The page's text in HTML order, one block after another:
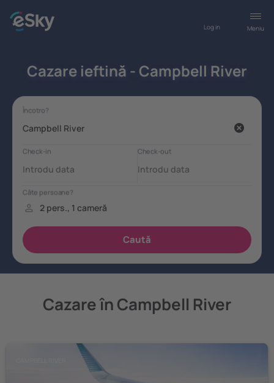
Meniu
Log in
Cazare ieftină - Campbell River
Cazare în Campbell River